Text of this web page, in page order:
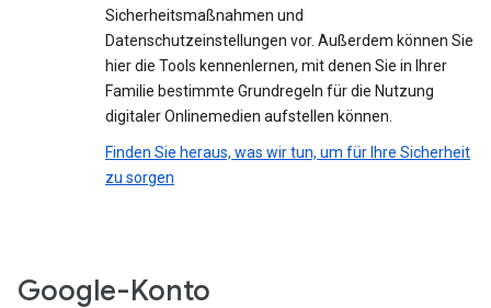
Sicherheitsmaßnahmen und
Datenschutzeinstellungen vor. Außerdem können Sie
hier die Tools kennenlernen, mit denen Sie in Ihrer
Familie bestimmte Grundregeln für die Nutzung
digitaler Onlinemedien aufstellen können.
Finden Sie heraus, was wir tun, um für Ihre Sicherheit
zu sorgen
Google-Konto